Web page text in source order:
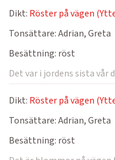
Dikt: Röster på vägen
Tonsättare:Adrian, Greta
Besättning: röst
Det var i jordens sista vår
Dikt: Röster på vägen
Tonsättare:Adrian, Greta
Besättning: röst